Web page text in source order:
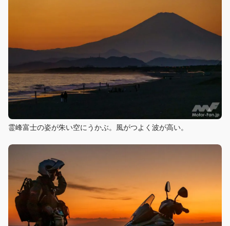
霊峰富士の姿が朱い空にうかぶ。風がつよく波が高い。